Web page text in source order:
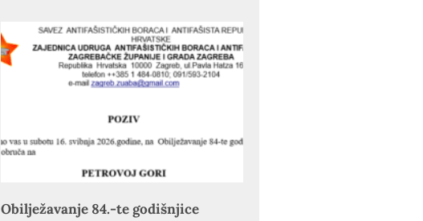
Obilježavanje 84.-te godišnjice